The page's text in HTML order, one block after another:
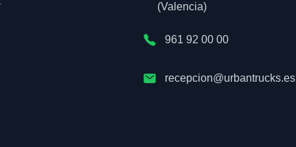
(Valencia)
961 92 00 00
recepcion@urbantrucks.es